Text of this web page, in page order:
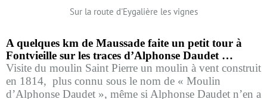
Sur la route d'Eygalière les vignes
A quelques km de Maussade faite un petit tour à
Fontvieille sur les traces d’Alphonse Daudet …
Visite du moulin Saint Pierre un moulin à vent construit
en 1814, plus connu sous le nom de « Moulin
d’Alphonse Daudet », même si Alphonse Daudet n’en a